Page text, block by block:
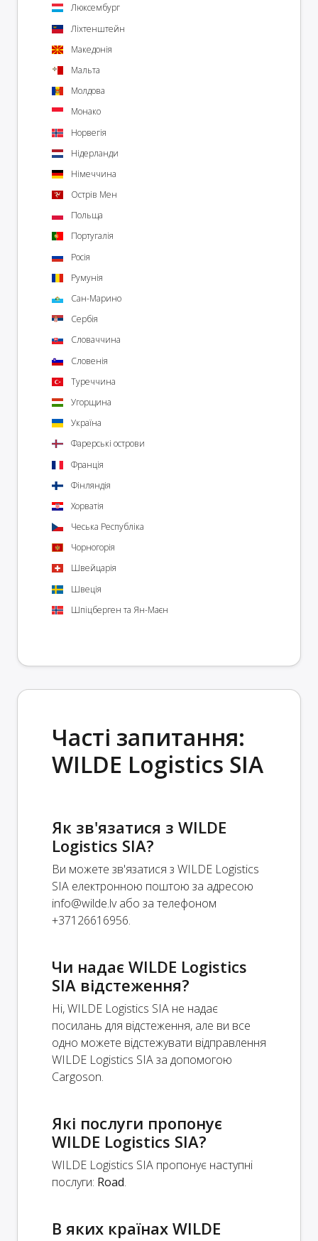
Люксембург
Ліхтенштейн
Македонія
Мальта
Молдова
Монако
Норвегія
Нідерланди
Німеччина
Острів Мен
Польща
Португалія
Росія
Румунія
Сан-Марино
Сербія
Словаччина
Словенія
Туреччина
Угорщина
Україна
Фарерські острови
Франція
Фінляндія
Хорватія
Чеська Республіка
Чорногорія
Швейцарія
Швеція
Шпіцберген та Ян-Маєн
Часті запитання:
WILDE Logistics SIA
Як зв'язатися з WILDE
Logistics SIA?
Ви можете зв'язатися з WILDE Logistics
SIA електронною поштою за адресою
info@wilde.lvабо за телефоном
+37126616956.
Чи надає WILDE Logistics
SIA відстеження?
Ні, WILDE Logistics SIA не надає
посилань для відстеження, але ви все
одно можете відстежувати відправлення
WILDE Logistics SIA за допомогою
Cargoson.
Які послуги пропонує
WILDE Logistics SIA?
WILDE Logistics SIA пропонує наступні
послуги: Road.
В яких країнах WILDE